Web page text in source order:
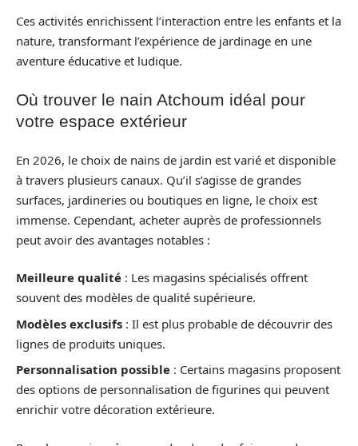
Ces activités enrichissent l’interaction entre les enfants et la
nature, transformant l’expérience de jardinage en une
aventure éducative et ludique.
Où trouver le nain Atchoum idéal pour
votre espace extérieur
En 2026, le choix de nains de jardin est varié et disponible
à travers plusieurs canaux. Qu’il s’agisse de grandes
surfaces, jardineries ou boutiques en ligne, le choix est
immense. Cependant, acheter auprès de professionnels
peut avoir des avantages notables :
Meilleure qualité : Les magasins spécialisés offrent
souvent des modèles de qualité supérieure.
Modèles exclusifs : Il est plus probable de découvrir des
lignes de produits uniques.
Personnalisation possible : Certains magasins proposent
des options de personnalisation de figurines qui peuvent
enrichir votre décoration extérieure.